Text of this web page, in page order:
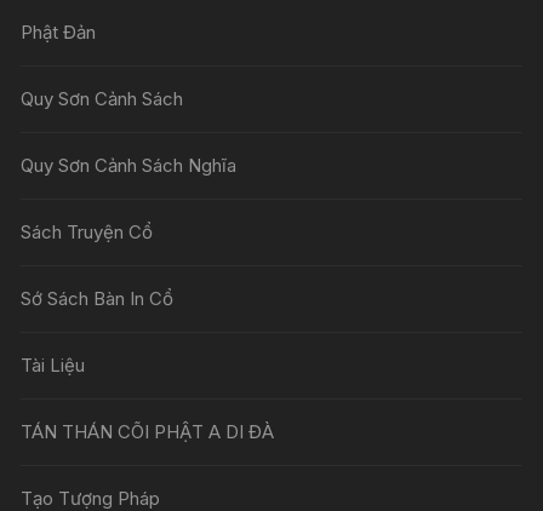
Phật Đản
Quy Sơn Cảnh Sách
Quy Sơn Cảnh Sách Nghĩa
Sách Truyện Cổ
Sớ Sách Bàn In Cổ
Tài Liệu
TÁN THÁN CÕI PHẬT A DI ĐÀ
Tạo Tượng Pháp